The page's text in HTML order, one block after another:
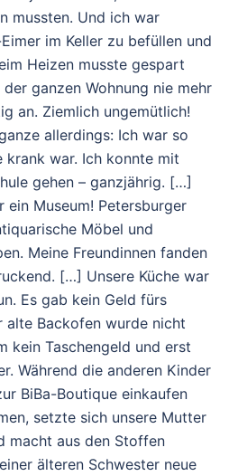
mussten. Und ich war
im Keller zu befüllen und
Heizen musste gespart
ganzen Wohnung nie mehr
an. Ziemlich ungemütlich!
allerdings: Ich war so
war. Ich konnte mit
gehen – ganzjährig. […]
ein Museum! Petersburger
Möbel und
Meine Freundinnen fanden
[…] Unsere Küche war
Es gab kein Geld fürs
alte Backofen wurde nicht
kein Taschengeld und erst
Während die anderen Kinder
BiBa-Boutique einkaufen
setzte sich unsere Mutter
macht aus den Stoffen
älteren Schwester neue